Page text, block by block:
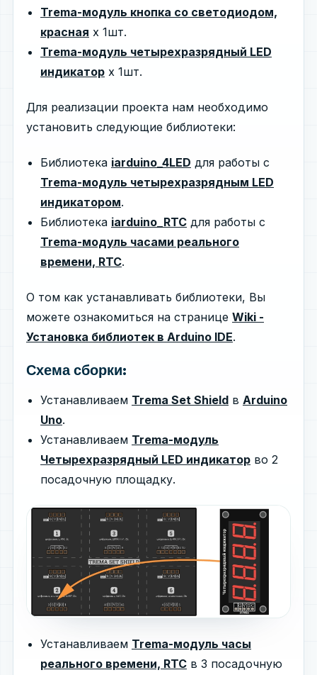
Trema-модуль кнопка со светодиодом,
красная х 1шт.
Trema-модуль четырехразрядный LED
индикатор х 1шт.
Для реализации проекта нам необходимо
установить следующие библиотеки:
Библиотека iarduino_4LED для работы с
Trema-модуль четырехразрядным LED
индикатором.
Библиотека iarduino_RTC для работы с
Trema-модуль часами реального
времени, RTC.
О том как устанавливать библиотеки, Вы
можете ознакомиться на странице Wiki -
Установка библиотек в Arduino IDE.
Схема сборки:
Устанавливаем Trema Set Shield в Arduino
Uno.
Устанавливаем Trema-модуль
Четырехразрядный LED индикатор во 2
посадочную площадку.
Устанавливаем Trema-модуль часы
реального времени, RTC в 3 посадочную